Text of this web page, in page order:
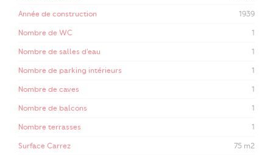
Année de construction 1939
Nombre de WC 1
Nombre de salles d'eau 1
Nombre de parking intérieurs 1
Nombre de caves 1
Nombre de balcons 1
Nombre terrasses 1
Surface Carrez 75 m2